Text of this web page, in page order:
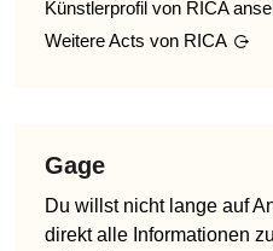
Künstlerprofil von RICA
Weitere Acts von RICA
Gage
Du willst nicht lange auf
direkt alle Informationen